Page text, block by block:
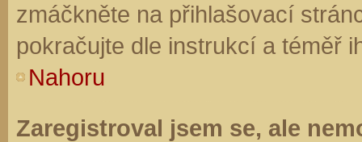
zmáčkněte na přihlašovací
pokračujte dle instrukcí a téměř
Nahoru
Zaregistroval jsem se, ale